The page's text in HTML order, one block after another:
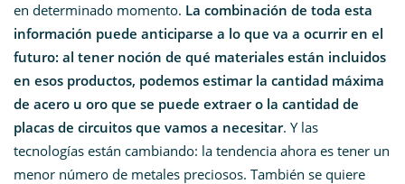
en determinado momento. La combinación de toda esta
información puede anticiparse a lo que va a ocurrir en el
futuro: al tener noción de qué materiales están incluidos
en esos productos, podemos estimar la cantidad máxima
de acero u oro que se puede extraer o la cantidad de
placas de circuitos que vamos a necesitar. Y las
tecnologías están cambiando: la tendencia ahora es tener un
menor número de metales preciosos. También se quiere